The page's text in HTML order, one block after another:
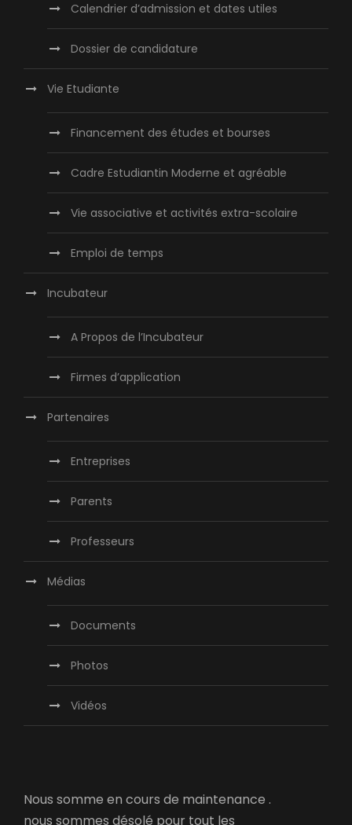
Calendrier d’admission et dates utiles
Dossier de candidature
Vie Etudiante
Financement des études et bourses
Cadre Estudiantin Moderne et agréable
Vie associative et activités extra-scolaire
Emploi de temps
Incubateur
A Propos de l’Incubateur
Firmes d’application
Partenaires
Entreprises
Parents
Professeurs
Médias
Documents
Photos
Vidéos
Nous somme en cours de maintenance .
nous sommes désolé pour tout les